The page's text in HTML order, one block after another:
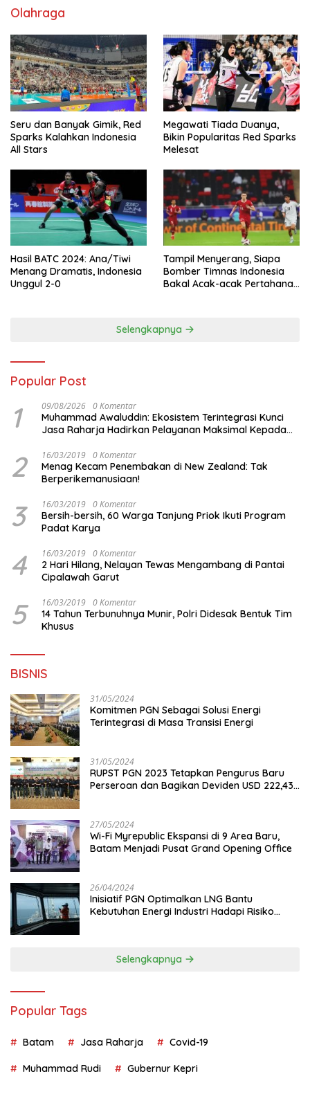
Olahraga
Seru dan Banyak Gimik, Red
Sparks Kalahkan Indonesia
All Stars
Megawati Tiada Duanya,
Bikin Popularitas Red Sparks
Melesat
Hasil BATC 2024: Ana/Tiwi
Menang Dramatis, Indonesia
Unggul 2-0
Tampil Menyerang, Siapa
Bomber Timnas Indonesia
Bakal Acak-acak Pertahanan
Selengkapnya
Popular Post
1 09/08/2026 0 Komentar
Muhammad Awaluddin: Ekosistem Terintegrasi Kunci
Jasa Raharja Hadirkan Pelayanan Maksimal Kepada
2 16/03/2019 0 Komentar
Menag Kecam Penembakan di New Zealand: Tak
Berperikemanusiaan!
3 16/03/2019 0 Komentar
Bersih-bersih, 60 Warga Tanjung Priok Ikuti Program
Padat Karya
4 16/03/2019 0 Komentar
2 Hari Hilang, Nelayan Tewas Mengambang di Pantai
Cipalawah Garut
5 16/03/2019 0 Komentar
14 Tahun Terbunuhnya Munir, Polri Didesak Bentuk Tim
Khusus
BISNIS
31/05/2024
Komitmen PGN Sebagai Solusi Energi
Terintegrasi di Masa Transisi Energi
31/05/2024
RUPST PGN 2023 Tetapkan Pengurus Baru
Perseroan dan Bagikan Deviden USD 222,43
27/05/2024
Wi-Fi Myrepublic Ekspansi di 9 Area Baru,
Batam Menjadi Pusat Grand Opening Office
26/04/2024
Inisiatif PGN Optimalkan LNG Bantu
Kebutuhan Energi Industri Hadapi Risiko
Selengkapnya
Popular Tags
Batam Jasa Raharja Covid-19
Muhammad Rudi Gubernur Kepri